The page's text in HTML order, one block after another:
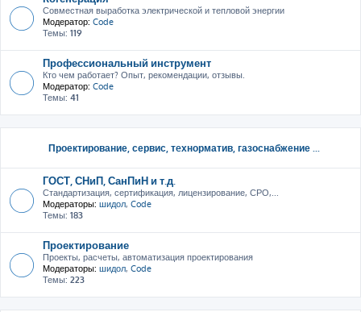
Совместная выработка электрической и тепловой энергии
Модератор: Code
Темы: 119
Профессиональный инструмент
Кто чем работает? Опыт, рекомендации, отзывы.
Модератор: Code
Темы: 41
Проектирование, сервис, тeхнорматив, газоснабжение ...
ГОСТ, СНиП, СанПиН и т.д.
Стандартизация, сертификация, лицензирование, СРО,...
Модераторы: шидол, Code
Темы: 183
Проектирование
Проекты, расчеты, автоматизация проектирования
Модераторы: шидол, Code
Темы: 223